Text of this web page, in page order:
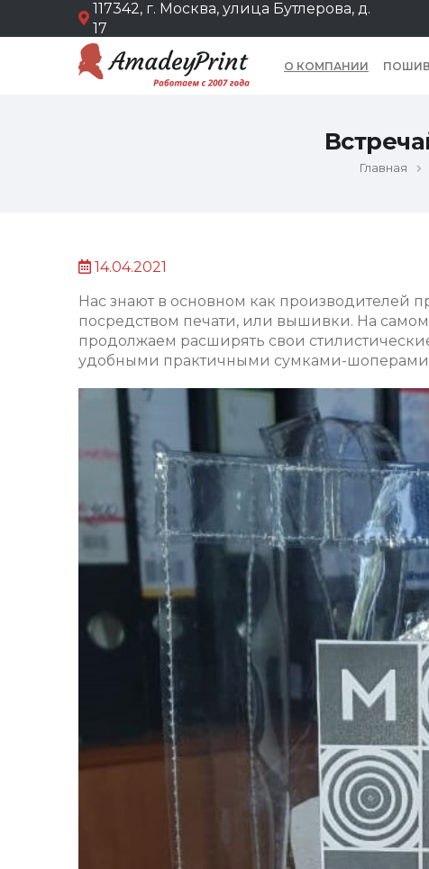
117342, г. Москва, улица Бутлерова, д.
17
О КОМПАНИИ ПОШИВ
Главная
14.04.2021
Нас знают в основном как производителей
посредством печати, или вышивки. На
продолжаем расширять свои
удобными практичными сумками-шоперами